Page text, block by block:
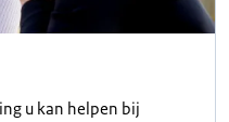
u kan helpen bij